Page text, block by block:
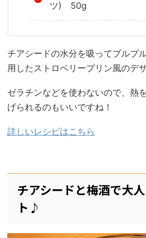
ツ) 50g
チアシードの水分を吸ってプルプ
用したストロベリープリン風のデザ
ゼラチンなどを使わないので、熱
げられるのもいいですね！
詳しいレシピはこちら
チアシードと梅酒で大
ト♪